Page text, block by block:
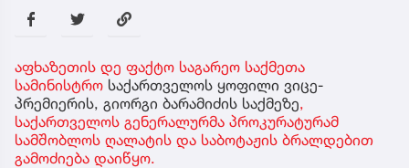
აფხაზეთის დე ფაქტო საგარეო საქმეთა
სამინისტრო საქართველოს ყოფილი ვიცე-
პრემიერის, გიორგი ბარამიძის საქმეზე,
საქართველოს გენერალურმა პროკურატურამ
სამშობლოს ღალატის და საბოტაჟის ბრალდებით
გამოძიება დაიწყო.